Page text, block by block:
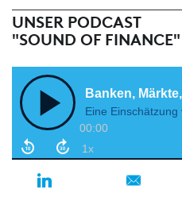
UNSER PODCAST
"SOUND OF FINANCE"